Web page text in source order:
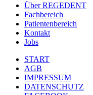
Über REGEDENT
Fachbereich
Patientenbereich
Kontakt
Jobs
START
AGB
IMPRESSUM
DATENSCHUTZ